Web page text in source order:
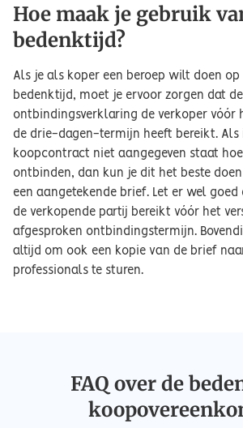
Hoe maak je gebruik
bedenktijd?
Als je als koper een beroep wilt doen
bedenktijd, moet je ervoor zorgen dat de
ontbindingsverklaring de verkoper vóór
de drie-dagen-termijn heeft bereikt. Als
koopcontract niet aangegeven staat
ontbinden, dan kun je dit het beste
een aangetekende brief. Let er wel
de verkopende partij bereikt vóór het
afgesproken ontbindingstermijn.
altijd om ook een kopie van de brief
professionals te sturen.
FAQ over de